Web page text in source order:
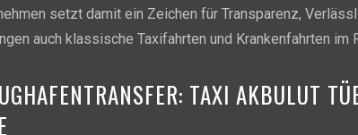
setzt damit ein Zeichen für Transparenz,
auch klassische Taxifahrten und Krankenfahrten im
TAXI AKBULUT